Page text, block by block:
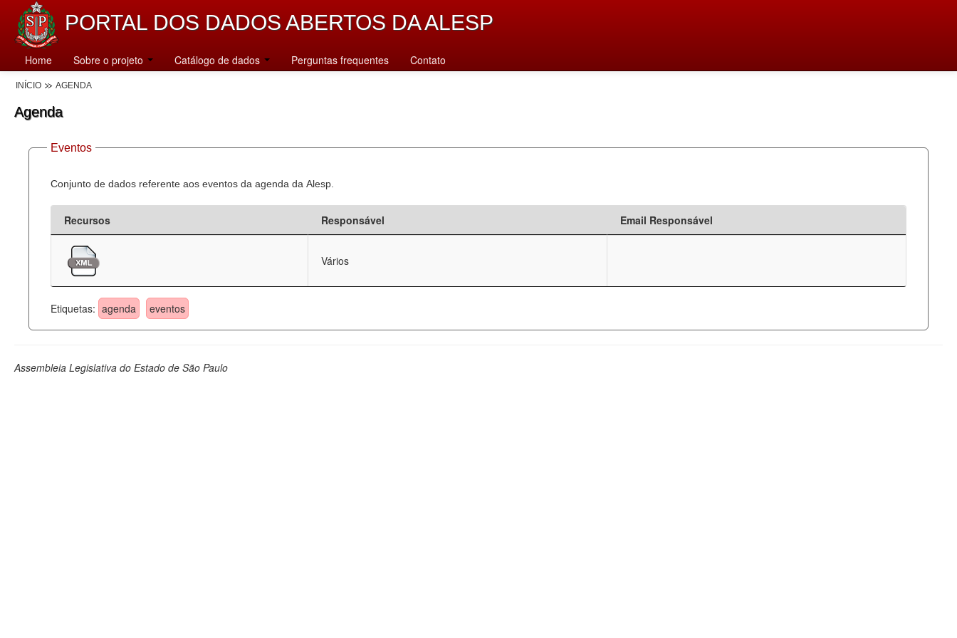
PORTAL DOS DADOS ABERTOS DA ALESP
Home Sobre o projeto Catálogo de dados Perguntas frequentes Contato
INÍCIO AGENDA
Agenda
Eventos
Conjunto de dados referente aos eventos da agenda da Alesp.
Recursos Responsável Email Responsável
Vários
Etiquetas: agenda eventos
Assembleia Legislativa do Estado de São Paulo